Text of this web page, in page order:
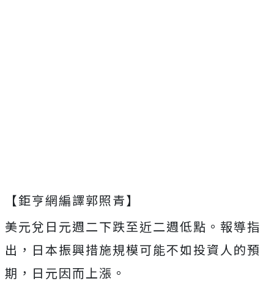
【鉅亨網編譯郭照青】
美元兌日元週二下跌至近二週低點。報導指
出，日本振興措施規模可能不如投資人的預
期，日元因而上漲。